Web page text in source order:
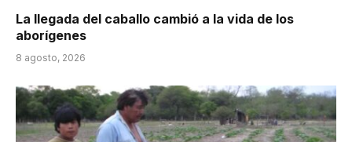
La llegada del caballo cambió a la vida de los
aborígenes
8 agosto, 2026